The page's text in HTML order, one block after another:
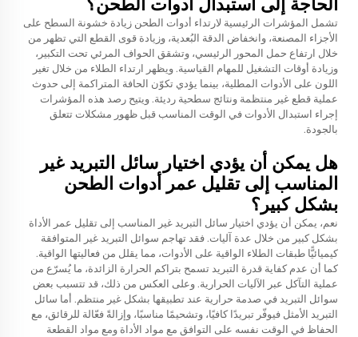
الحاجة إلى استبدال أدوات الطحن؟
تشمل المؤشرات الرئيسية لارتداء أدوات الطحن زيادة خشونة السطح على
الأجزاء المصنعة، وانخفاض الدقة البُعدية، وزيادة قوى القطع التي تظهر من
خلال ارتفاع حمل المحور الرئيسي، وتشقق الحواف المرئي تحت التكبير،
وزيادة أوقات التشغيل للمهام القياسية. ويظهر ارتداء الطلاء من خلال تغير
اللون على الأدوات المطلية، بينما يؤدي تكوّن الحافة المتراكمة إلى حدوث
عملية قطع غير منتظمة ونتائج سطحية رديئة. ويتيح رصد هذه المؤشرات
إجراء استبدال الأدوات في الوقت المناسب قبل ظهور مشكلات تتعلق
بالجودة.
هل يمكن أن يؤدي اختيار سائل التبريد غير
المناسب إلى تقليل عمر أدوات الطحن
بشكل كبير؟
نعم، يمكن أن يؤدي اختيار سائل التبريد غير المناسب إلى تقليل عمر الأداة
بشكل كبير من خلال عدة آليات. فقد تهاجم سوائل التبريد غير المتوافقة
كيميائيًّا طبقات الطلاء الواقية على الأدوات، مما يقلل من فعاليتها الواقية.
كما أن عدم كفاية قدرة التبريد تسمح بتراكم الحرارة الزائدة، ما يُسرّع من
عملية التآكل عبر الآليات الحرارية. وعلى العكس من ذلك، قد تتسبب بعض
سوائل التبريد في صدمة حرارية عند تطبيقها بشكل غير منتظم. أما سائل
التبريد الأمثل فيوفّر تبريدًا كافيًا، وتشحيمًا مناسبًا، وإزالةً فعّالة للرقائق، مع
الحفاظ في الوقت نفسه على التوافق مع مواد الأداة ومع مواد القطعة